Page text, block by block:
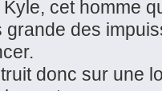
cet homme
grande des
donc sur une